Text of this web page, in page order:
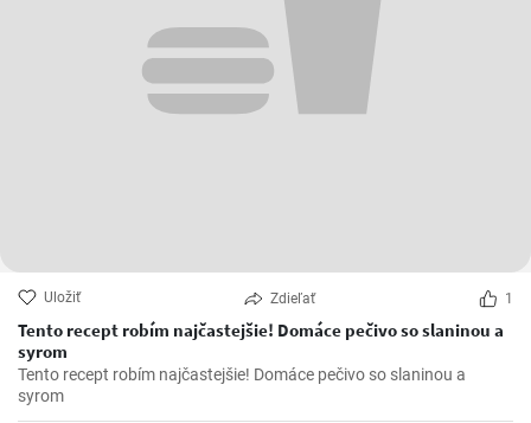
Uložiť Zdieľať 1
Tento recept robím najčastejšie! Domáce pečivo so slaninou a
syrom
Tento recept robím najčastejšie! Domáce pečivo so slaninou a
syrom